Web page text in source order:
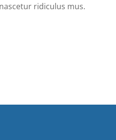
ridiculus mus.